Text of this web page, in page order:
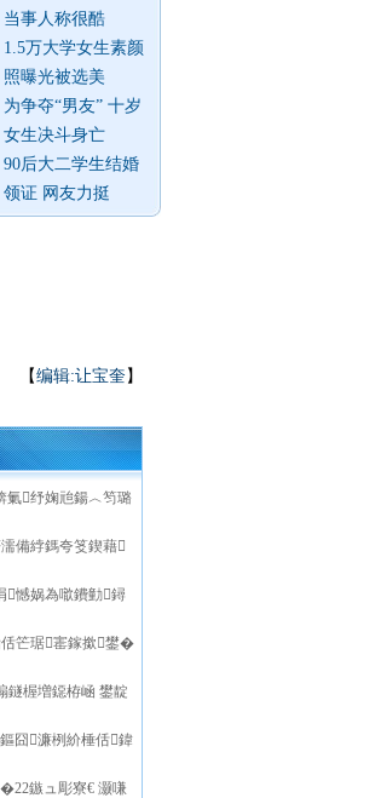
当事人称很酷
1.5万大学女生素颜
照曝光被选美
为争夺“男友” 十岁
女生决斗身亡
90后大二学生结婚
领证 网友力挺
【编辑:让宝奎】
氭纾婅兘鍚︿笉璐
備綍鎷夸笅鍥藉
憾娲為噷鐨勭鐞
笀琚寚鎵撳鐢�
鐩楃増鐚栫崡 鐢靛
囧濂栵紒棰佸鍏
鏃ュ彫寮€ 灏嗛